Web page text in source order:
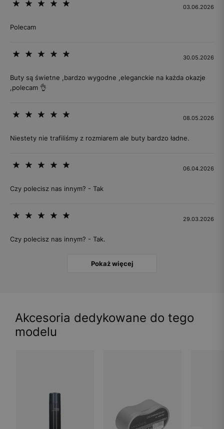
03.06.2026
Polecam
30.05.2026
Buty są świetne ,bardzo wygodne ,eleganckie na każda okazje
,polecam 👌
08.05.2026
Niestety nie trafiliśmy z rozmiarem ale buty bardzo ładne.
06.04.2026
Czy polecisz nas innym? - Tak
29.03.2026
Czy polecisz nas innym? - Tak.
Pokaż więcej
Akcesoria dedykowane do tego
modelu